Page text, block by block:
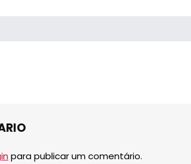
para publicar um comentário.